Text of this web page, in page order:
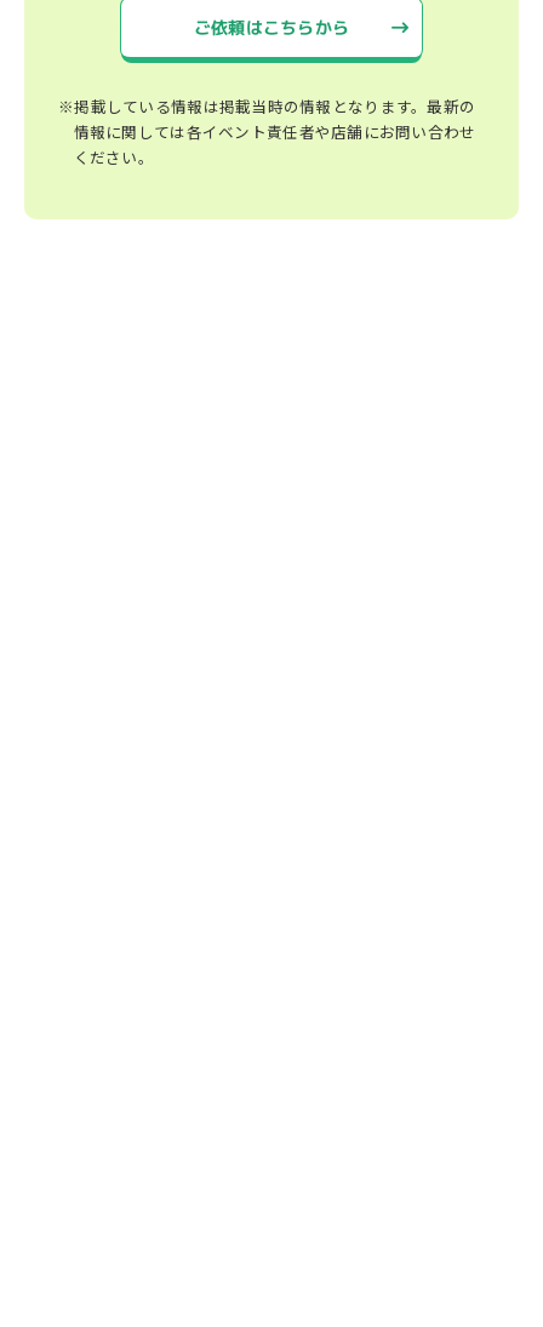
ご依頼はこちらから
※掲載している情報は掲載当時の情報となります。最新の
情報に関しては各イベント責任者や店舗にお問い合わせ
ください。